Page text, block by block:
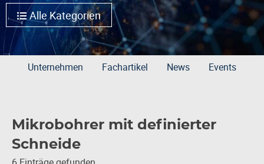
Alle Kategorien
Unternehmen Fachartikel News Events
Mikrobohrer mit definierter
Schneide